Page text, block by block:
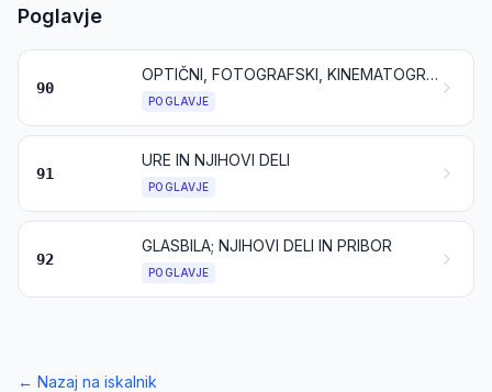
Poglavje
90
OPTIČNI, FOTOGRAFSKI, KINEMATOGRAFSKI, MERILNI, KONTROLNI, PRECIZNI, MEDICINSKI ALI KIRURŠKI INSTRUMENTI IN APARATI; NJIHOVI DELI IN PRIBOR
POGLAVJE
91
URE IN NJIHOVI DELI
POGLAVJE
92
GLASBILA; NJIHOVI DELI IN PRIBOR
POGLAVJE
← Nazaj na iskalnik